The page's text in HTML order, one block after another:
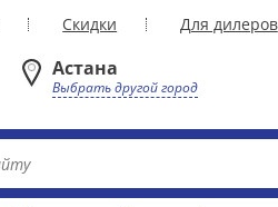
Скидки Для дилеров
Астана
Выбрать другой город